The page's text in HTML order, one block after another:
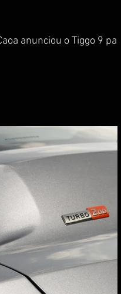
anunciou o Tiggo 9 para